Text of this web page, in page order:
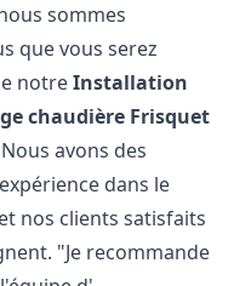
sommes
que vous serez
notreInstallation
chaudière Frisquet
avons des
dans le
nos clients satisfaits
"Je recommande